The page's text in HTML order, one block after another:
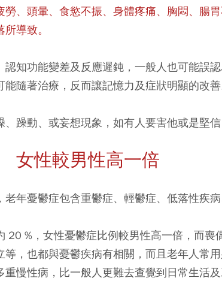
勞、頭暈、食慾不振、身體疼痛、胸悶、腸
導致。
認知功能變差及反應遲鈍，一般人也可能誤
隨著治療，反而讓記憶力及症狀明顯的改善
躁動、或妄想現象，如有人要害他或是堅信
女性較男性高一倍
年憂鬱症包含重鬱症、輕鬱症、低落性疾病
20 %，女性憂鬱症比例較男性高一倍，而喪
等，也都與憂鬱疾病有相關，而且老年人常
慢性病，比一般人更難去查覺到日常生活及